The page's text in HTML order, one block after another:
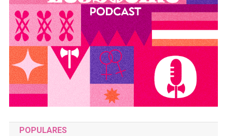
POPULARES